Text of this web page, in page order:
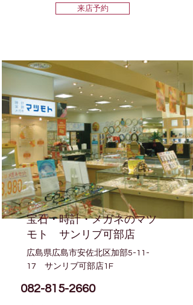
来店予約
宝石・時計・メガネのマツ
モト サンリブ可部店
広島県広島市安佐北区加部5-11-
17 サンリブ可部店1F
082-815-2660